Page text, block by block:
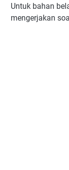
Untuk bahan
mengerjakan